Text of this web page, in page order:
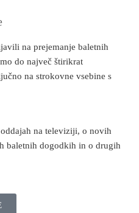
na prejemanje baletnih
do največ štirikrat
na strokovne vsebine s
na televiziji, o novih
baletnih dogodkih in o drugih